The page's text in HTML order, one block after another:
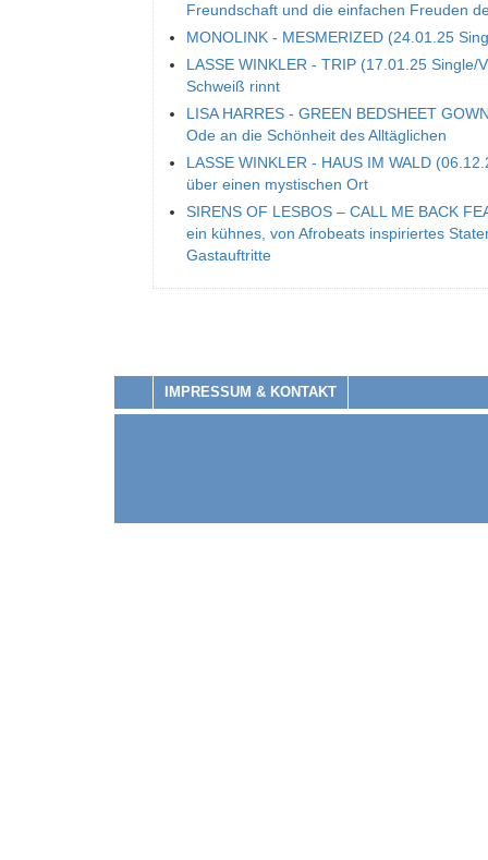
Freundschaft und die einfachen Freuden
MONOLINK - MESMERIZED (24.01.25
LASSE WINKLER - TRIP (17.01.25
Schweiß rinnt
LISA HARRES - GREEN BEDSHEET
Ode an die Schönheit des Alltäglichen
LASSE WINKLER - HAUS IM WALD
über einen mystischen Ort
SIRENS OF LESBOS – CALL ME BACK
ein kühnes, von Afrobeats inspiriertes
Gastauftritte
IMPRESSUM & KONTAKT